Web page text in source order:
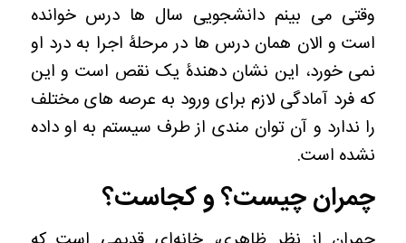
وقتی می بینم دانشجویی سال ها درس خوانده
است و الان همان درس ها در مرحلۀ اجرا به درد او
نمی خورد، این نشان دهندۀ یک نقص است و این
که فرد آمادگی لازم برای ورود به عرصه های مختلف
را ندارد و آن توان مندی از طرف سیستم به او داده
نشده است.
چمران چیست؟ و کجاست؟